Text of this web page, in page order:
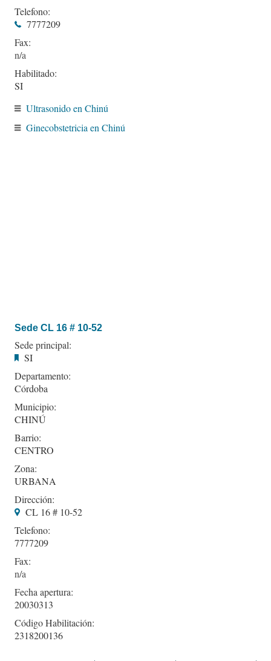
Telefono:
7777209
Fax:
Habilitado:
SI
Ultrasonido en Chinú
Ginecobstetricia en Chinú
Sede CL 16 # 10-52
Sede principal:
SI
Departamento:
Córdoba
Municipio:
CHINÚ
Barrio:
CENTRO
Zona:
URBANA
Dirección:
CL 16 # 10-52
Telefono:
7777209
Fax:
Fecha apertura:
20030313
Código Habilitación:
2318200136